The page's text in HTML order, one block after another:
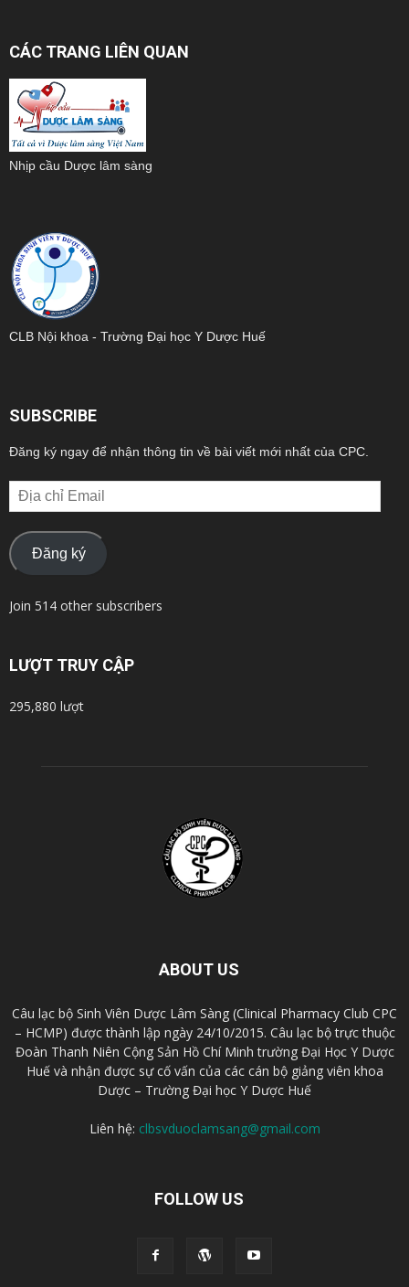
CÁC TRANG LIÊN QUAN
Nhịp cầu Dược lâm sàng
CLB Nội khoa - Trường Đại học Y Dược Huế
SUBSCRIBE
Đăng ký ngay để nhận thông tin về bài viết mới nhất của CPC.
Địa
chỉ
Đăng ký
Join 514 other subscribers
LƯỢT TRUY CẬP
295,880 lượt
ABOUT US
Câu lạc bộ Sinh Viên Dược Lâm Sàng (Clinical Pharmacy Club CPC
– HCMP) được thành lập ngày 24/10/2015. Câu lạc bộ trực thuộc
Đoàn Thanh Niên Cộng Sản Hồ Chí Minh trường Đại Học Y Dược
Huế và nhận được sự cố vấn của các cán bộ giảng viên khoa
Dược – Trường Đại học Y Dược Huế
Liên hệ: clbsvduoclamsang@gmail.com
FOLLOW US